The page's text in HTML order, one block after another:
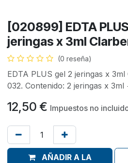
[020899] EDTA
jeringas x 3ml
(0 reseña)
EDTA PLUS gel 2 jeringas x
032. Contenido: 2 jeringas x 3ml
12,50 € Impuestos no
AÑADIR A LA